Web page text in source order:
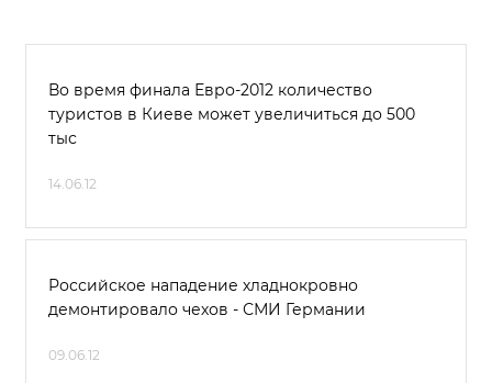
Во время финала Евро-2012 количество
туристов в Киеве может увеличиться до 500
тыс
14.06.12
Российское нападение хладнокровно
демонтировало чехов - СМИ Германии
09.06.12